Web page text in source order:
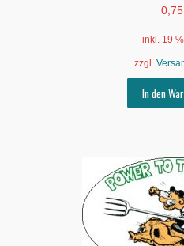
0,75
inkl. 19
zzgl.
In den